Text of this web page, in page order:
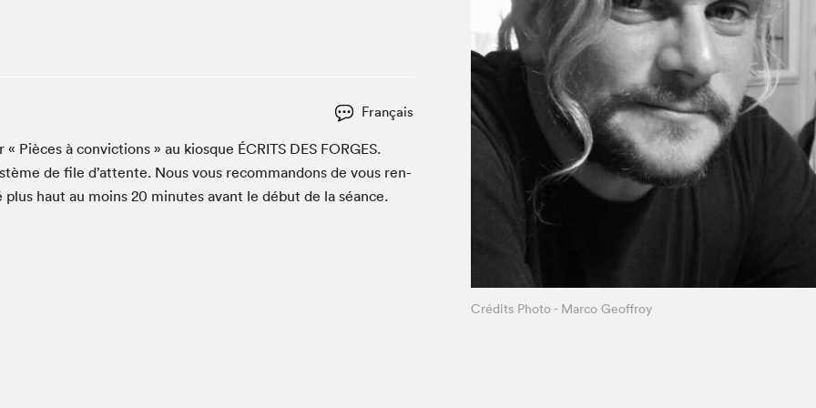
Le Salon dans ta classe
Liseur Public
Matinées scolaires Hydro-Québec
À propos du Salon
Liste des exposant·e·s
Liste des auteur·rice·s
Français
Pièces à con­vic­tions » au kiosque ÉCRITS DES FORGES.
de file d’at­tente. Nous vous recom­man­dons de vous ren­
plus haut au moins 20 min­utes avant le début de la séance.
Crédits Photo - Marco Geoffroy